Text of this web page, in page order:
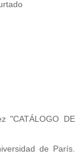
"CATÁLOGO DE
de París.